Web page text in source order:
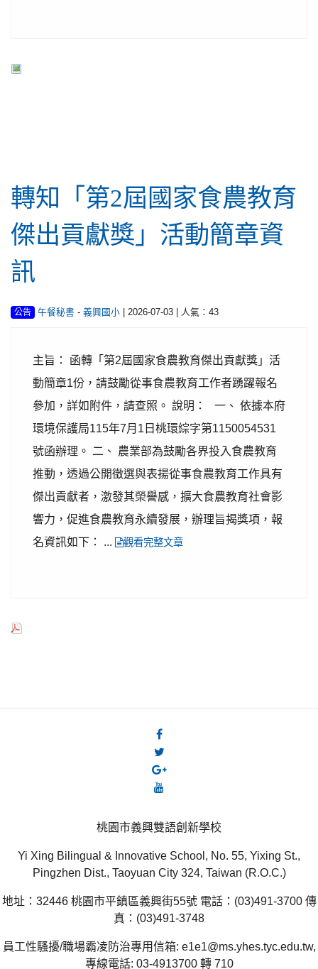
轉知「第2屆國家食農教育
傑出貢獻獎」活動簡章資
訊
公告 午餐秘書 - 義興國小| 2026-07-03 | 人氣：43
主旨： 函轉「第2屆國家食農教育傑出貢獻獎」活
動簡章1份，請鼓勵從事食農教育工作者踴躍報名
參加，詳如附件，請查照。 說明： 一、 依據本府
環境保護局115年7月1日桃環綜字第1150054531
號函辦理。 二、 農業部為鼓勵各界投入食農教育
推動，透過公開徵選與表揚從事食農教育工作具有
傑出貢獻者，激發其榮譽感，擴大食農教育社會影
響力，促進食農教育永續發展，辦理旨揭獎項，報
名資訊如下： ...
觀看完整文章
桃園市義興雙語創新學校
Yi Xing Bilingual & Innovative School, No. 55, Yixing St.,
Pingzhen Dist., Taoyuan City 324, Taiwan (R.O.C.)
地址：32446 桃園市平鎮區義興街55號 電話：(03)491-3700 傳
真：(03)491-3748
員工性騷擾/職場霸凌防治專用信箱: e1e1@ms.yhes.tyc.edu.tw,
專線電話: 03-4913700 轉 710